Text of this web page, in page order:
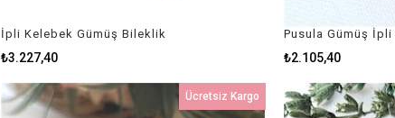
İpli Kelebek Gümüş Bileklik
₺3.227,40
Pusula Gümüş
₺2.105,40
Ücretsiz Kargo